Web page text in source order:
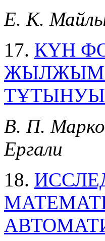
Е. К.
17. КҮН
В. П.
Ергали
18.